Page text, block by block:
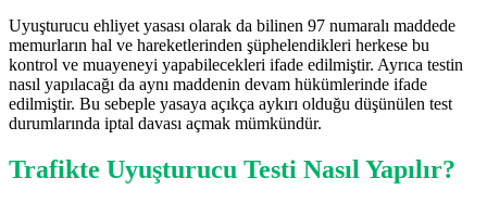
Uyuşturucu ehliyet yasası olarak da bilinen 97 numaralı maddede
memurların hal ve hareketlerinden şüphelendikleri herkese bu
kontrol ve muayeneyi yapabilecekleri ifade edilmiştir. Ayrıca testin
nasıl yapılacağı da aynı maddenin devam hükümlerinde ifade
edilmiştir. Bu sebeple yasaya açıkça aykırı olduğu düşünülen test
durumlarında iptal davası açmak mümkündür.
Trafikte Uyuşturucu Testi Nasıl Yapılır?